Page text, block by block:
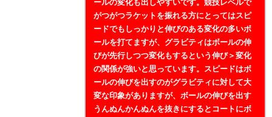
ールの変化も出しやすいです。競技レベルで
がつがつラケットを振れる方にとってはスピ
ードでもしっかりと伸びのある変化の多いボ
ールを打てますが、グラビティはボールの伸
びが先行しつつ変化もするという伸び＞変化
の関係が強いと思っています。スピードはボ
ールの伸びを出すのがグラビティに対して大
変な印象がありますが、ボールの伸びを出す
うんぬんかんぬんを抜きにするとコートにボ